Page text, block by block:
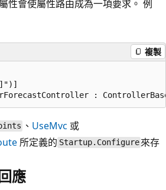
屬性會使屬性路由成為一項要求。 例
複製
、 UseMvc 或
所定義的 Startup.Configure 來存
應